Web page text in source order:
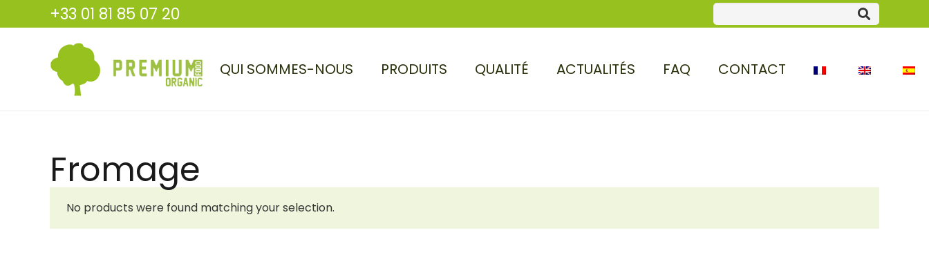
+33 01 81 85 07 20
QUI SOMMES-NOUS PRODUITS QUALITÉ ACTUALITÉS FAQ CONTACT
Fromage
No products were found matching your selection.